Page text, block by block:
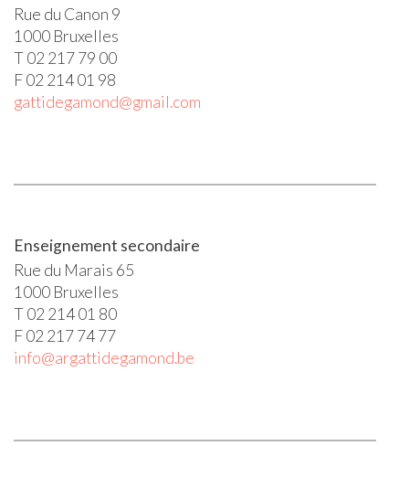
Rue du Canon 9
1000 Bruxelles
T 02 217 79 00
F 02 214 01 98
gattidegamond@gmail.com
Enseignement secondaire
Rue du Marais 65
1000 Bruxelles
T 02 214 01 80
F 02 217 74 77
info@argattidegamond.be